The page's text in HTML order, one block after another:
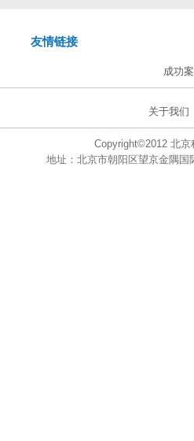
友情链接
成功
关于我们
Copyright©2012 北
地址：北京市朝阳区望京金隅国